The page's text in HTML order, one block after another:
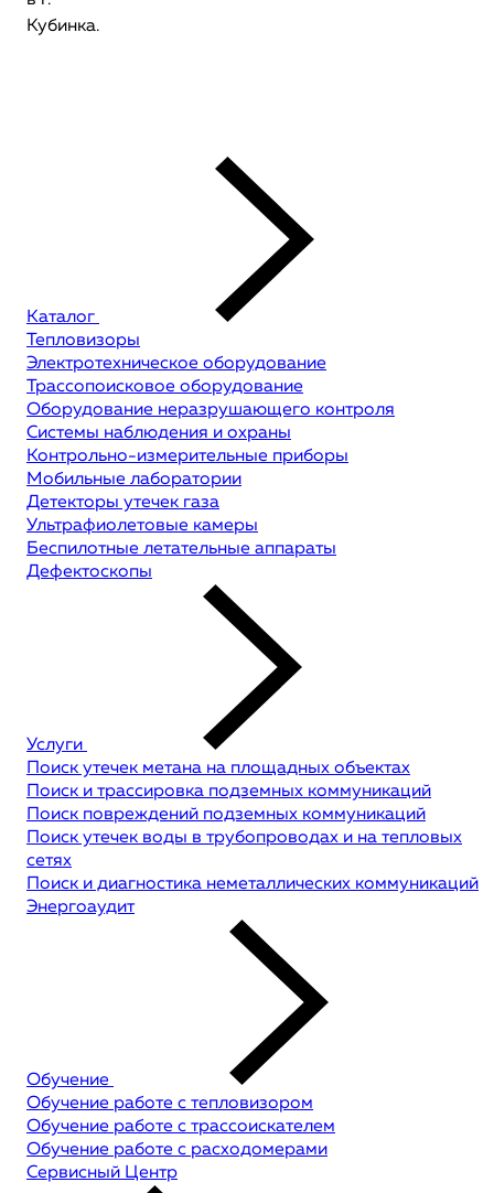
Кубинка.
Каталог
Тепловизоры
Электротехническое оборудование
Трассопоисковое оборудование
Оборудование неразрушающего контроля
Системы наблюдения и охраны
Контрольно-измерительные приборы
Мобильные лаборатории
Детекторы утечек газа
Ультрафиолетовые камеры
Беспилотные летательные аппараты
Дефектоскопы
Услуги
Поиск утечек метана на площадных объектах
Поиск и трассировка подземных коммуникаций
Поиск повреждений подземных коммуникаций
Поиск утечек воды в трубопроводах и на тепловых
сетях
Поиск и диагностика неметаллических коммуникаций
Энергоаудит
Обучение
Обучение работе с тепловизором
Обучение работе с трассоискателем
Обучение работе с расходомерами
Сервисный Центр